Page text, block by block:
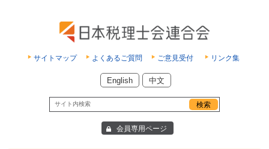
サイトマップ よくあるご質問 ご意見受付 リンク集
English 中文
会員専用ページ